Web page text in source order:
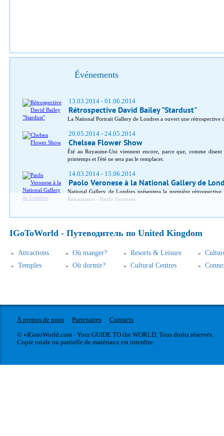
Événements
13.03.2014 - 01.06.2014
Rétrospective David Bailey "Stardust"
La National Portrait Gallery de Londres a ouvert une
20.05.2014 - 24.05.2014
Chelsea Flower Show
Été au Royaume-Uni viennent encore, parce que, comme
printemps et l'été ne sera pas le remplacer.
14.03.2014 - 15.06.2014
Paolo Veronese à la National Gallery de
National Gallery de Londres présentera la première
Renaissance - Paolo Veronese.
IGoToWorld - Путеводитель по United Kingdom
Аttractions Où manger? Resorts & Leisure
Temples
Où dormir? Cultural Centres
À propos de nous Partenaires
Contacts
© «IGotoWorld.com - Your GUIDE TO the WORLD. Tous droits réservés.
Copie totale ou partielle de matériaux est interdite.